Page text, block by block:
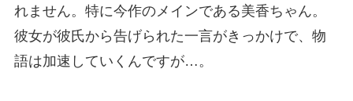
れません。特に今作のメインである美香ちゃん。
彼女が彼氏から告げられた一言がきっかけで、物
語は加速していくんですが…。